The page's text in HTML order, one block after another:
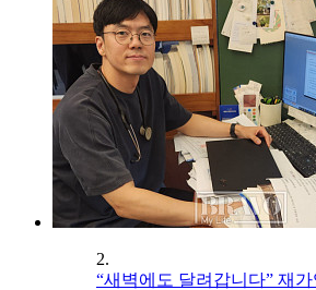
2.
“새벽에도 달려갑니다” 재